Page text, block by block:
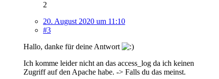
2
20. August 2020 um 11:10
#3
Hallo, danke für deine Antwort
Ich komme leider nicht an das access_log da ich keinen
Zugriff auf den Apache habe. -> Falls du das meinst.